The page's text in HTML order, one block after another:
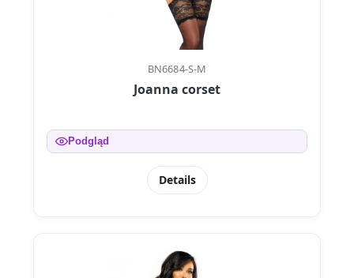
BN6684-S-M
Joanna corset
Podgląd
Details